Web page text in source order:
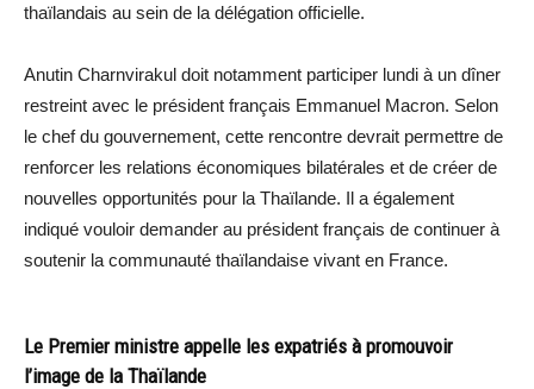
thaïlandais au sein de la délégation officielle.
Anutin Charnvirakul doit notamment participer lundi à un dîner
restreint avec le président français Emmanuel Macron. Selon
le chef du gouvernement, cette rencontre devrait permettre de
renforcer les relations économiques bilatérales et de créer de
nouvelles opportunités pour la Thaïlande. Il a également
indiqué vouloir demander au président français de continuer à
soutenir la communauté thaïlandaise vivant en France.
Le Premier ministre appelle les expatriés à promouvoir
l’image de la Thaïlande